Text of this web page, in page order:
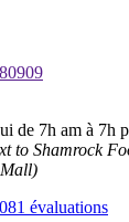
de 7h am à 7h
to Shamrock
évaluations